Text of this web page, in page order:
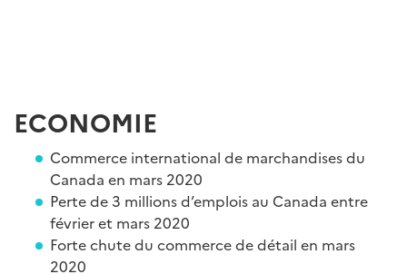
ECONOMIE
Commerce international de marchandises du
Canada en mars 2020
Perte de 3 millions d’emplois au Canada entre
février et mars 2020
Forte chute du commerce de détail en mars
2020